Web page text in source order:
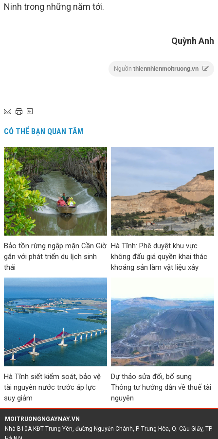
Ninh trong những năm tới.
Quỳnh Anh
Nguồn thiennhienmoitruong.vn
CÓ THỂ BẠN QUAN TÂM
Bảo tồn rừng ngập mặn Cần Giờ
gắn với phát triển du lịch sinh
thái
Hà Tĩnh: Phê duyệt khu vực
không đấu giá quyền khai thác
khoáng sản làm vật liệu xây
Hà Tĩnh siết kiểm soát, bảo vệ
tài nguyên nước trước áp lực
suy giảm
Dự thảo sửa đổi, bổ sung
Thông tư hướng dẫn về thuế tài
nguyên
MOITRUONGNGAYNAY.VN
Nhà B10A KĐT Trung Yên, đường Nguyễn Chánh, P. Trung Hòa, Q. Cầu Giấy, TP.